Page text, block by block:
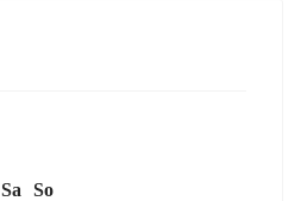
Sa
So